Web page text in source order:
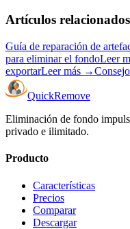
Artículos relacionados
Guía de reparación de
para eliminar el fondoLeer
exportarLeer más →
QuickRemove
Eliminación de fondo
privado e ilimitado.
Producto
Características
Precios
Comparar
Descargar